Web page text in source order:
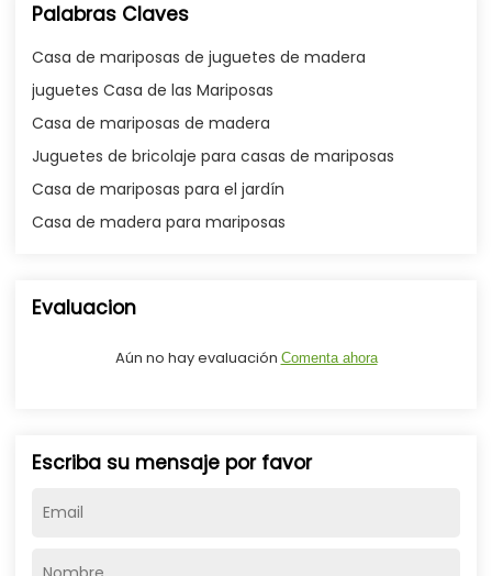
Palabras Claves
Casa de mariposas de juguetes de madera
juguetes Casa de las Mariposas
Casa de mariposas de madera
Juguetes de bricolaje para casas de mariposas
Casa de mariposas para el jardín
Casa de madera para mariposas
Evaluacion
Aún no hay evaluación Comenta ahora
Escriba su mensaje por favor